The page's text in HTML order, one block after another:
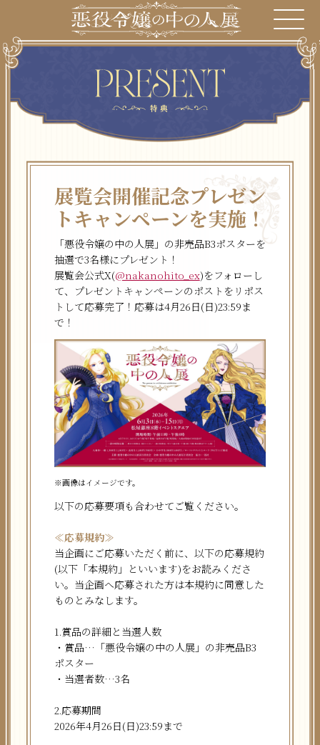
特典
展覧会開催記念プレゼン
トキャンペーンを実施！
「悪役令嬢の中の人展」の非売品B3ポスターを
抽選で3名様にプレゼント！
展覧会公式X(@nakanohito_ex)をフォローし
て、プレゼントキャンペーンのポストをリポス
トして応募完了！応募は4月26日(日)23:59ま
で！
※画像はイメージです。
以下の応募要項も合わせてご覧ください。
≪応募規約≫
当企画にご応募いただく前に、以下の応募規約
(以下「本規約」といいます)をお読みくださ
い。当企画へ応募された方は本規約に同意した
ものとみなします。
1.賞品の詳細と当選人数
・賞品…「悪役令嬢の中の人展」の非売品B3
ポスター
・当選者数…3名
2.応募期間
2026年4月26日(日)23:59まで